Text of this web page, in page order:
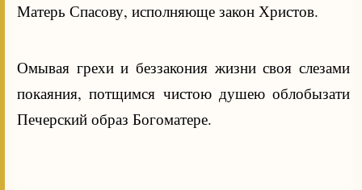
Матерь Спасову, исполняюще закон Христов.
Омывая грехи и беззакония жизни своя слезами
покаяния, потщимся чистою душею облобызати
Печерский образ Богоматере.